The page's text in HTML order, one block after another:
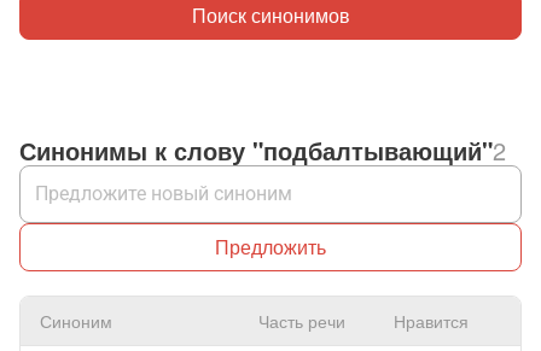
Поиск синонимов
Синонимы к слову "подбалтывающий"2
Предложить
Синоним Часть речи Нравится